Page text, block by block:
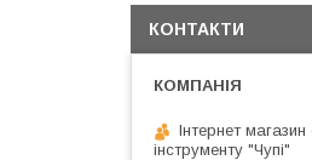
КОНТАКТИ
Інтернет
інструменту "Чупі"